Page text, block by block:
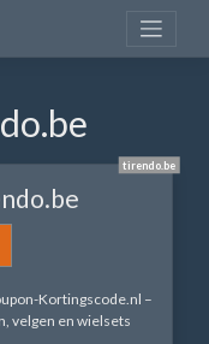
tirendo.be
Kortingscode.nl –
velgen en wielsets